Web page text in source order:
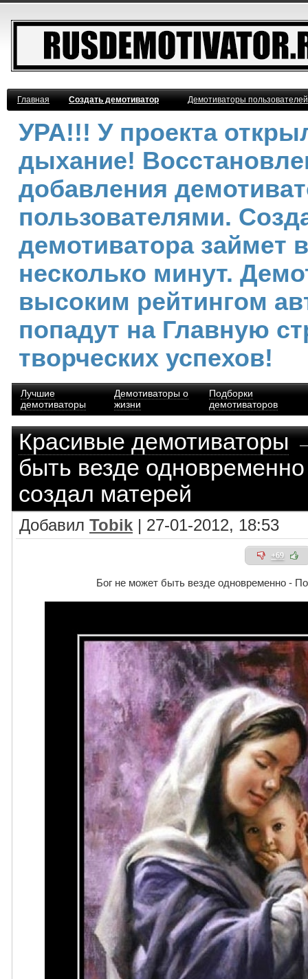
Главная Создать демотиватор Демотиваторы
УРА!!! У проекта
дыхание!
добавления
пользователями.
демотиватора займет
несколько минут.
высоким рейтингом
попадут на Главную
творческих успехов!
Лучшие
демотиваторы
Демотиваторы о
жизни
Подборки
демотиваторов
Красивые демотиваторы→
быть везде
создал матерей
Добавил Tobik | 27-01-2012, 18:53
+69
Бог не может быть везде одновременно -